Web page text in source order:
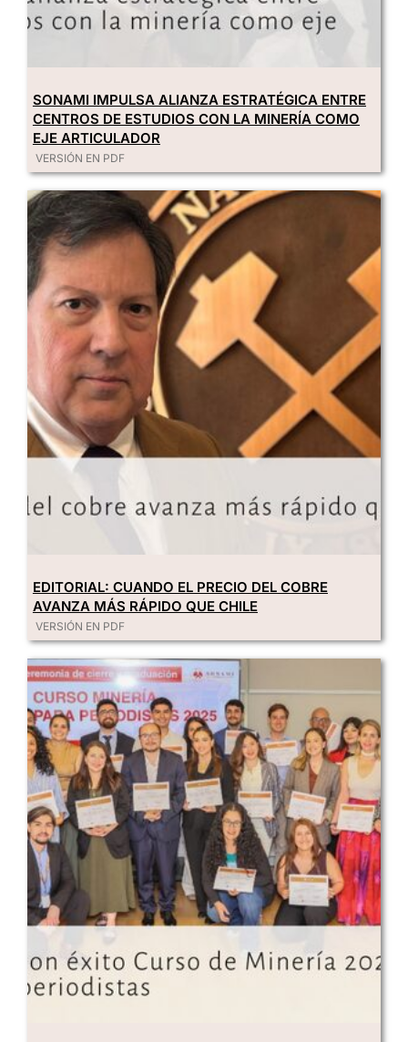
SONAMI IMPULSA ALIANZA ESTRATÉGICA ENTRE
CENTROS DE ESTUDIOS CON LA MINERÍA COMO
EJE ARTICULADOR
VERSIÓN EN PDF
EDITORIAL: CUANDO EL PRECIO DEL COBRE
AVANZA MÁS RÁPIDO QUE CHILE
VERSIÓN EN PDF